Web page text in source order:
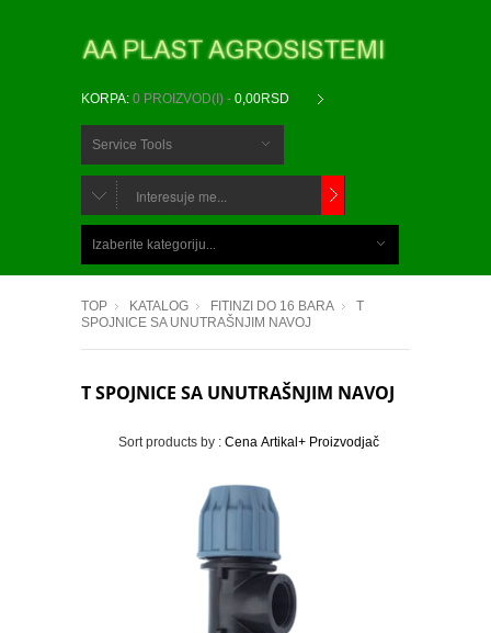
KORPA: 0 PROIZVOD(I) - 0,00RSD
Service Tools
CHOOSE
ITEMS...
Izaberite kategoriju...
TOP KATALOG FITINZI DO 16 BARA
T
SPOJNICE SA UNUTRAŠNJIM NAVOJ
T SPOJNICE SA UNUTRAŠNJIM NAVOJ
Sort products by : Cena Artikal+ Proizvodjač